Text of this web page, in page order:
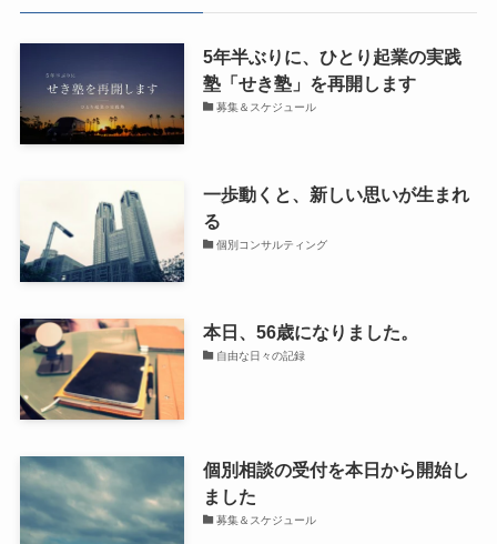
5年半ぶりに、ひとり起業の実践
塾「せき塾」を再開します
募集＆スケジュール
一歩動くと、新しい思いが生まれ
る
個別コンサルティング
本日、56歳になりました。
自由な日々の記録
個別相談の受付を本日から開始し
ました
募集＆スケジュール